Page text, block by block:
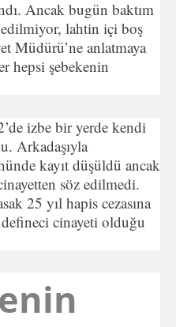
Ancak bugün baktım
lahtin içi boş
Müdürü’ne anlatmaya
hepsi şebekenin
izbe bir yerde kendi
Arkadaşıyla
kayıt düşüldü ancak
söz edilmedi.
25 yıl hapis cezasına
cinayeti olduğu